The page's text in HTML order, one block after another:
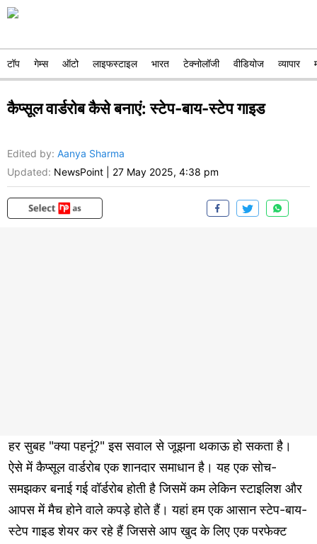
टॉप गेम्स ऑटो लाइफस्टाइल भारत टेक्नोलॉजी वीडियोज व्यापार
कैप्सूल वार्डरोब कैसे बनाएं: स्टेप-बाय-स्टेप गाइड
Edited by: Aanya Sharma
Updated: NewsPoint 27 May 2025, 4:38 pm
हर सुबह "क्या पहनूं?" इस सवाल से जूझना थकाऊ हो सकता है।
ऐसे में कैप्सूल वार्डरोब एक शानदार समाधान है। यह एक सोच-
समझकर बनाई गई वॉर्डरोब होती है जिसमें कम लेकिन स्टाइलिश और
आपस में मैच होने वाले कपड़े होते हैं। यहां हम एक आसान स्टेप-बाय-
स्टेप गाइड शेयर कर रहे हैं जिससे आप खुद के लिए एक परफेक्ट